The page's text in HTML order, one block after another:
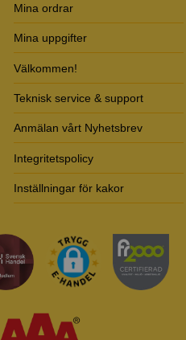
Mina ordrar
Mina uppgifter
Välkommen!
Teknisk service & support
Anmälan vårt Nyhetsbrev
Integritetspolicy
Inställningar för kakor